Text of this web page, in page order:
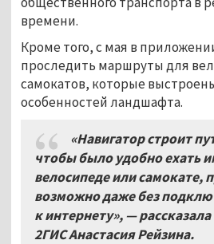
времени.
Кроме того, с мая в
проследить маршруты для
самокатов, которые
особенностей ландшафта.
«Навигатор строит
чтобы было удобно ехать
велосипеде или самокате,
возможно даже без
к интернету», —
2ГИС Анастасия Рейзина.